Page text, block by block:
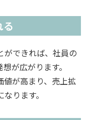
ができれば、社員の
が広がります。
が高まり、売上拡
ります。